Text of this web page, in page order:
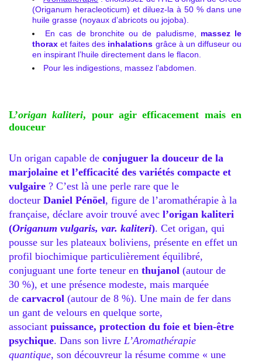
(Origanum heracleoticum) et diluez-la à 50 % dans une
huile grasse (noyaux d’abricots ou jojoba).
En cas de bronchite ou de paludisme, massez le
thorax et faites des inhalations grâce à un diffuseur ou
en inspirant l’huile directement dans le flacon.
Pour les indigestions, massez l’abdomen.
L’origan kaliteri, pour agir efficacement mais en
douceur
Un origan capable de conjuguer la douceur de la
marjolaine et l’efficacité des variétés compacte et
vulgaire ? C’est là une perle rare que le
docteur Daniel Pénöel, figure de l’aromathérapie à la
française, déclare avoir trouvé avec l’origan kaliteri
(Origanum vulgaris, var. kaliteri). Cet origan, qui
pousse sur les plateaux boliviens, présente en effet un
profil biochimique particulièrement équilibré,
conjuguant une forte teneur en thujanol (autour de
30 %), et une présence modeste, mais marquée
de carvacrol (autour de 8 %). Une main de fer dans
un gant de velours en quelque sorte,
associant puissance, protection du foie et bien-être
psychique. Dans son livre L’Aromathérapie
quantique, son découvreur la résume comme « une